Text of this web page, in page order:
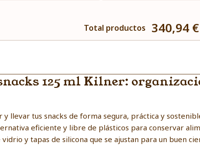
Total productos 340,94 €
125 ml Kilner:
llevar tus snacks de forma segura, práctica y
eficiente y libre de plásticos para conservar
y tapas de silicona que se ajustan para un buen